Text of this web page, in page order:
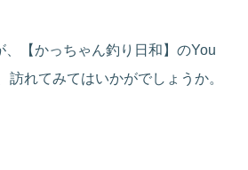
、【かっちゃん釣り日和】のYou
訪れてみてはいかがでしょうか。